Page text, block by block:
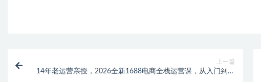
上一篇
14年老运营亲授，2026全新1688电商全栈运营课，从入门到高